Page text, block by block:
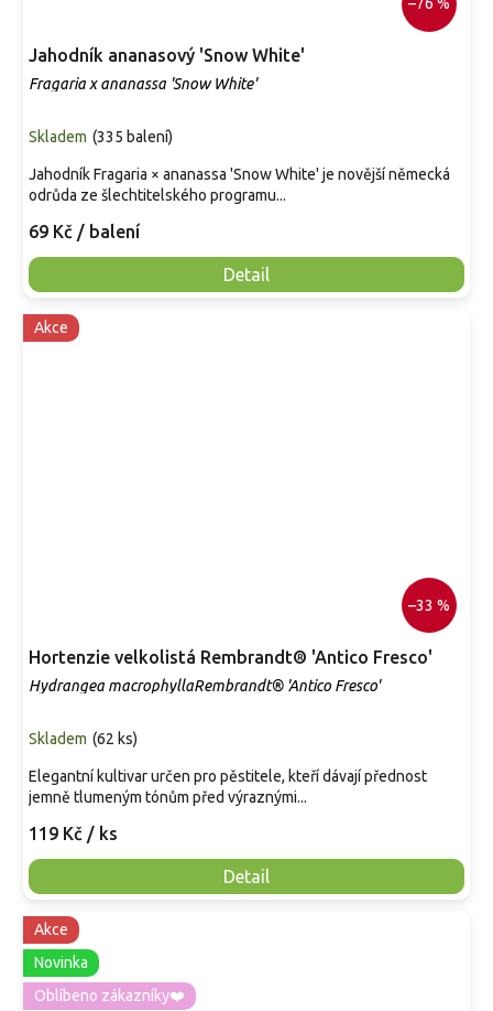
–76 %
Jahodník ananasový 'Snow White'
Fragaria x ananassa 'Snow White'
Skladem (335 balení)
69 Kč / balení
Detail
Jahodník Fragaria × ananassa 'Snow White' je novější německá
odrůda ze šlechtitelského programu...
Akce
–33 %
Hortenzie velkolistá Rembrandt® 'Antico Fresco'
Hydrangea macrophyllaRembrandt® 'Antico Fresco'
Skladem (62 ks)
119 Kč / ks
Detail
Elegantní kultivar určen pro pěstitele, kteří dávají přednost
jemně tlumeným tónům před výraznými...
Akce
Novinka
Oblíbeno zákazníky❤️